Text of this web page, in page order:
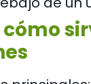
cómo